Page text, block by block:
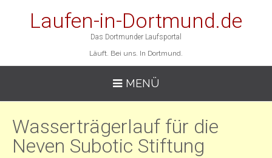
Laufen-in-Dortmund.de
Das Dortmunder Laufsportal
Läuft. Bei uns. In Dortmund.
MENÜ
Wasserträgerlauf für die
Neven Subotic Stiftung